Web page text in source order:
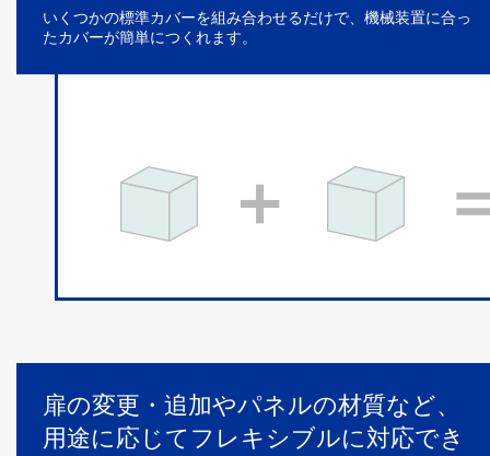
いくつかの標準カバーを組み合わせるだけで、機械装置に合っ
たカバーが簡単につくれます。
扉の変更・追加やパネルの材質など、
用途に応じてフレキシブルに対応でき